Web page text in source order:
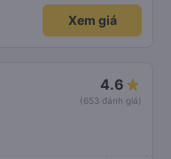
Xem giá
4.6
(653 đánh giá)